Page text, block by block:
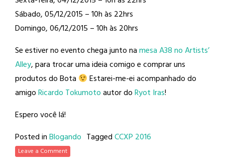
Sábado, 05/12/2015 – 10h às 22hrs
Domingo, 06/12/2015 – 10h às 20hrs
Se estiver no evento chega junto namesa A38 no Artists’
Alley, para trocar uma ideia comigo e comprar uns
produtos do Bota
Estarei-me-ei acompanhado do
amigoRicardo Tokumotoautor doRyot Iras!
Espero você lá!
Posted inBlogando TaggedCCXP 2016
Leave a Comment